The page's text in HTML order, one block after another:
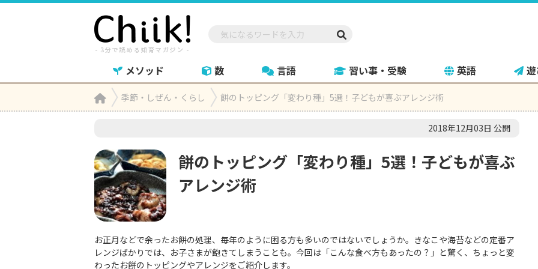
メソッド 数 言語 習い事・受験 英語
Home季節・しぜん・くらし 餅のトッピング「変わり種」5選！子どもが喜ぶアレンジ術
2018年12月03日 公開
餅のトッピング「変わり種」5選！子どもが喜ぶ
アレンジ術
お正月などで余ったお餅の処理、毎年のように困る方も多いのではないでしょうか。きなこや海苔などの定番ア
レンジばかりでは、お子さまが飽きてしまうことも。今回は「こんな食べ方もあったの？」と驚く、ちょっと変
わったお餅のトッピングやアレンジをご紹介します。